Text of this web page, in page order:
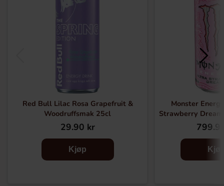
Red Bull Lilac Rosa Grapefruit &
Woodruffsmak 25cl
29.90 kr
Kjøp
Monster
Strawberry